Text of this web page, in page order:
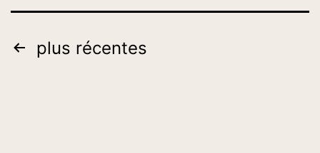
Pagination
plus récentes